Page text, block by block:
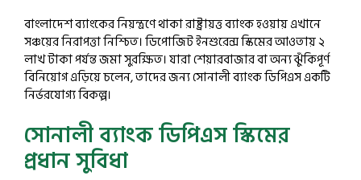
বাংলাদেশ ব্যাংকের নিয়ন্ত্রণে থাকা রাষ্ট্রায়ত্ত ব্যাংক হওয়ায় এখানে
সঞ্চয়ের নিরাপত্তা নিশ্চিত। ডিপোজিট ইনশুরেন্স স্কিমের আওতায় ২
লাখ টাকা পর্যন্ত জমা সুরক্ষিত। যারা শেয়ারবাজার বা অন্য ঝুঁকিপূর্ণ
বিনিয়োগ এড়িয়ে চলেন, তাদের জন্য সোনালী ব্যাংক ডিপিএস একটি
নির্ভরযোগ্য বিকল্প।
সোনালী ব্যাংক ডিপিএস স্কিমের
প্রধান সুবিধা